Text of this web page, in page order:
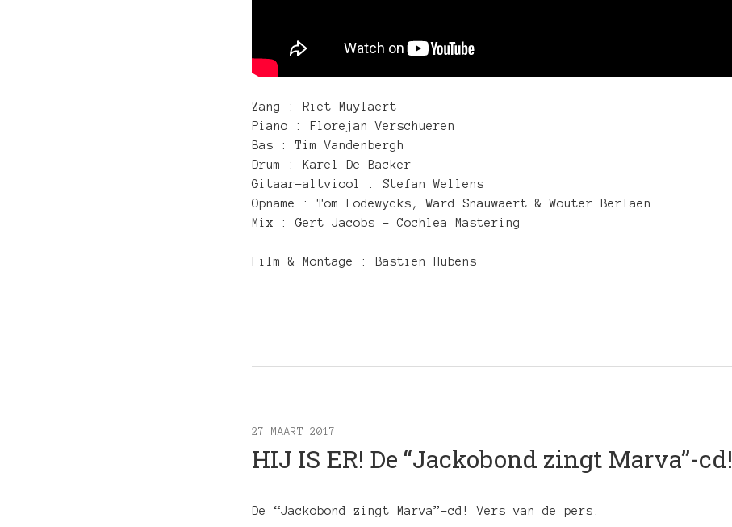
Zang : Riet Muylaert
Piano : Florejan Verschueren
Bas : Tim Vandenbergh
Drum : Karel De Backer
Gitaar-altviool : Stefan Wellens
Opname : Tom Lodewycks, Ward Snauwaert & Wouter Berlaen
Mix : Gert Jacobs – Cochlea Mastering
Film & Montage : Bastien Hubens
HIJ IS ER! De “Jackobond zingt Marva”-cd!
27 MAART 2017
De “Jackobond zingt Marva”-cd! Vers van de pers.